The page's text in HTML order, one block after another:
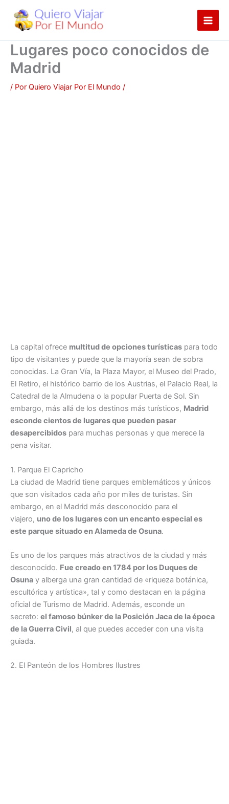
contenido
Lugares poco conocidos de
Madrid
/ Por Quiero Viajar Por El Mundo /
La capital ofrece multitud de opciones turísticas para todo
tipo de visitantes y puede que la mayoría sean de sobra
conocidas. La Gran Vía, la Plaza Mayor, el Museo del Prado,
El Retiro, el histórico barrio de los Austrias, el Palacio Real, la
Catedral de la Almudena o la popular Puerta de Sol. Sin
embargo, más allá de los destinos más turísticos, Madrid
esconde cientos de lugares que pueden pasar
desapercibidos para muchas personas y que merece la
pena visitar.
1. Parque El Capricho
La ciudad de Madrid tiene parques emblemáticos y únicos
que son visitados cada año por miles de turistas. Sin
embargo, en el Madrid más desconocido para el
viajero, uno de los lugares con un encanto especial es
este parque situado en Alameda de Osuna.
Es uno de los parques más atractivos de la ciudad y más
desconocido. Fue creado en 1784 por los Duques de
Osuna y alberga una gran cantidad de «riqueza botánica,
escultórica y artística», tal y como destacan en la página
oficial de Turismo de Madrid. Además, esconde un
secreto: el famoso búnker de la Posición Jaca de la época
de la Guerra Civil, al que puedes acceder con una visita
guiada.
2. El Panteón de los Hombres Ilustres